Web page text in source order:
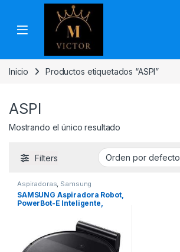
Skip to navigation
Skip to content
Inicio Productos etiquetados “ASPI”
ASPI
Mostrando el único resultado
Filters
Aspiradoras, Samsung
SAMSUNG Aspiradora Robot,
PowerBot-E Inteligente,